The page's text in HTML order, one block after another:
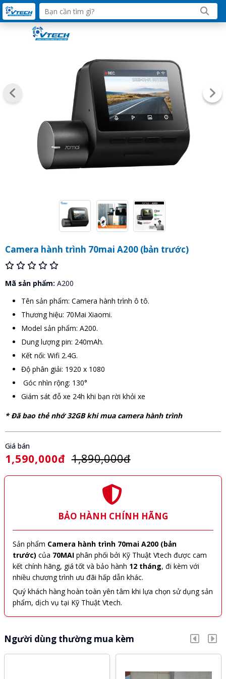
Camera hành trình 70mai A200 (bản trước)
Mã sản phẩm: A200
Tên sản phẩm: Camera hành trình ô tô.
Thương hiệu: 70Mai Xiaomi.
Model sản phẩm: A200.
Dung lượng pin: 240mAh.
Kết nối: Wifi 2.4G.
Độ phân giải: 1920 x 1080
Góc nhìn rộng: 130°
Giám sát đỗ xe 24h khi bạn rời khỏi xe
* Đã bao thẻ nhớ 32GB khi mua camera hành trình
Giá bán
1,590,000đ 1,890,000đ
BẢO HÀNH CHÍNH HÃNG
Sản phẩm Camera hành trình 70mai A200 (bản
trước) của 70MAI phân phối bởi Kỹ Thuật Vtech được cam
kết chính hãng, giá tốt và bảo hành 12 tháng, đi kèm với
nhiều chương trình ưu đãi hấp dẫn khác.
Quý khách hàng hoàn toàn yên tâm khi lựa chọn sử dụng sản
phẩm, dịch vụ tại Kỹ Thuật Vtech.
Người dùng thường mua kèm